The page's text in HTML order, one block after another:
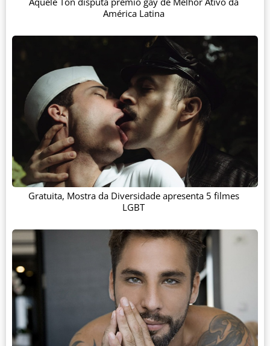
América Latina
Gratuita, Mostra da Diversidade apresenta 5 filmes
LGBT